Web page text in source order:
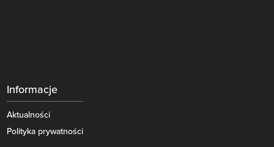
Informacje
Aktualności
Polityka prywatności